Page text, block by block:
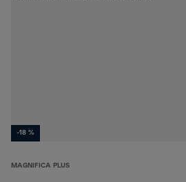
-18 %
MAGNIFICA PLUS